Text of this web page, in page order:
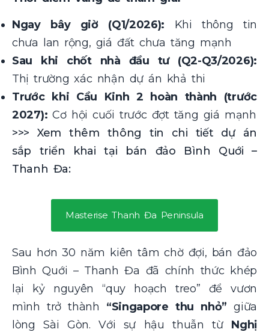
Ngay bây giờ (Q1/2026): Khi thông tin
chưa lan rộng, giá đất chưa tăng mạnh
Sau khi chốt nhà đầu tư (Q2-Q3/2026):
Thị trường xác nhận dự án khả thi
Trước khi Cầu Kinh 2 hoàn thành (trước
2027): Cơ hội cuối trước đợt tăng giá mạnh
>>> Xem thêm thông tin chi tiết dự án
sắp triển khai tại bán đảo Bình Quới –
Thanh Đa:
Masterise Thanh Đa Peninsula
Sau hơn 30 năm kiên tâm chờ đợi, bán đảo
Bình Quới – Thanh Đa đã chính thức khép
lại kỷ nguyên “quy hoạch treo” để vươn
mình trở thành “Singapore thu nhỏ” giữa
lòng Sài Gòn. Với sự hậu thuẫn từ Nghị